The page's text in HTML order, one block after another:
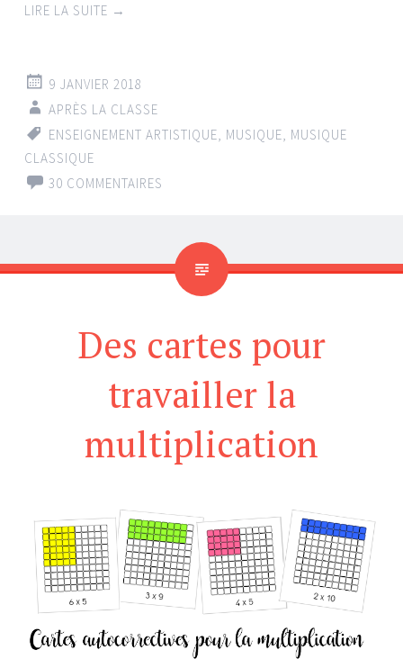
LIRE LA SUITE →
9 JANVIER 2018
APRÈS LA CLASSE
ENSEIGNEMENT ARTISTIQUE, MUSIQUE, MUSIQUE
CLASSIQUE
30 COMMENTAIRES
Des cartes pour
travailler la
multiplication